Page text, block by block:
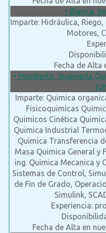
• Blanca,
Imparte: Hidráulica,
Motores,
Fecha de Alta
• Humberto, Ingeniería
Imparte: Quimica
Fisicoquimicas
Quimicos Cinética
Quimica Industrial
Quimica Transferencia
Masa Quimica General y
ing. Quimica Mecanica y
Sistemas de Control,
de Fin de Grado,
Simulink,
Experiencia:
Fecha de Alta en